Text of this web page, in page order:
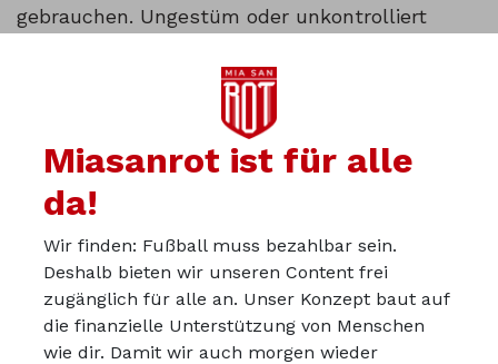
gebrauchen. Ungestüm oder unkontrolliert
guter Beleg dafür ist ihr Verhalten im
Gegenpressing. Kurz nach Ballverlust gehen
sämtliche offensiven Bayernspielerinnen sofort
um die Kugel zurückzuerobern. Am
Freitagabend gab es an diesem Punkt eine
Vielzahl an Fouls zu beobachten. Das sah dann
klassischer Weise so aus, dass eine Spielerin
bei einem zu weit vorgelegten und von Potsdam
Miasanrot ist für alle
da!
Wir finden: Fußball muss bezahlbar sein.
Deshalb bieten wir unseren Content frei
zugänglich für alle an. Unser Konzept baut auf
die finanzielle Unterstützung von Menschen
wie dir. Damit wir auch morgen wieder